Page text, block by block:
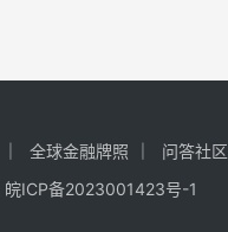
全球金融牌照 问答社区
皖ICP备2023001423号-1